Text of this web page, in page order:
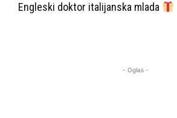
Engleski doktor italijanska mlada
- Oglas -